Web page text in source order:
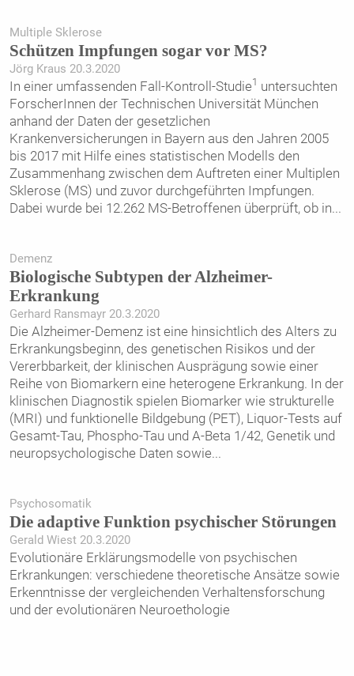
Multiple Sklerose
Schützen Impfungen sogar vor MS?
Jörg Kraus 20.3.2020
In einer umfassenden Fall-Kontroll-Studie1 untersuchten
ForscherInnen der Technischen Universität München
anhand der Daten der gesetzlichen
Krankenversicherungen in Bayern aus den Jahren 2005
bis 2017 mit Hilfe eines statistischen Modells den
Zusammenhang zwischen dem Auftreten einer Multiplen
Sklerose (MS) und zuvor durchgeführten Impfungen.
Dabei wurde bei 12.262 MS-Betroffenen überprüft, ob in...
Demenz
Biologische Subtypen der Alzheimer-
Erkrankung
Gerhard Ransmayr 20.3.2020
Die Alzheimer-Demenz ist eine hinsichtlich des Alters zu
Erkrankungsbeginn, des genetischen Risikos und der
Vererbbarkeit, der klinischen Ausprägung sowie einer
Reihe von Biomarkern eine heterogene Erkrankung. In der
klinischen Diagnostik spielen Biomarker wie strukturelle
(MRI) und funktionelle Bildgebung (PET), Liquor-Tests auf
Gesamt-Tau, Phospho-Tau und A-Beta 1/42, Genetik und
neuropsychologische Daten sowie...
Psychosomatik
Die adaptive Funktion psychischer Störungen
Gerald Wiest 20.3.2020
Evolutionäre Erklärungsmodelle von psychischen
Erkrankungen: verschiedene theoretische Ansätze sowie
Erkenntnisse der vergleichenden Verhaltensforschung
und der evolutionären Neuroethologie